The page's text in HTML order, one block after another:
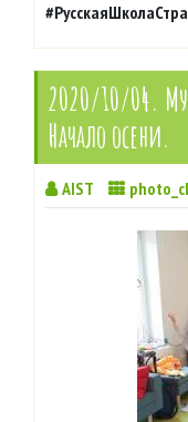
2020/10/04.
Начало осени.
AIST